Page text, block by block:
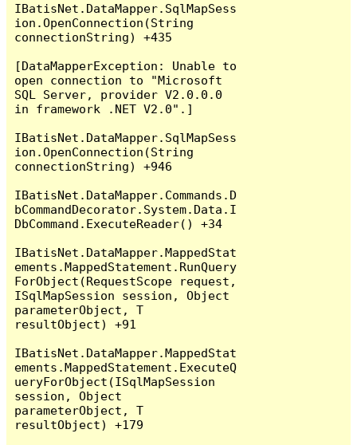
IBatisNet.DataMapper.SqlMapSess
ion.OpenConnection(String
connectionString) +435
[DataMapperException: Unable to
open connection to "Microsoft
SQL Server, provider V2.0.0.0
in framework .NET V2.0".]
IBatisNet.DataMapper.SqlMapSess
ion.OpenConnection(String
connectionString) +946
IBatisNet.DataMapper.Commands.D
bCommandDecorator.System.Data.I
DbCommand.ExecuteReader() +34
IBatisNet.DataMapper.MappedStat
ements.MappedStatement.RunQuery
ForObject(RequestScope request,
ISqlMapSession session, Object
parameterObject, T
resultObject) +91
IBatisNet.DataMapper.MappedStat
ements.MappedStatement.ExecuteQ
ueryForObject(ISqlMapSession
session, Object
parameterObject, T
resultObject) +179